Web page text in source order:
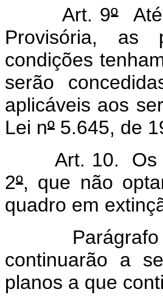
Art. 9ºAté
Provisória, as
condições
serão
aplicáveis aos
Lei nº 5.645, de
Art. 10. Os
2º, que não
quadro em
Parágrafo
continuarão a
planos a que